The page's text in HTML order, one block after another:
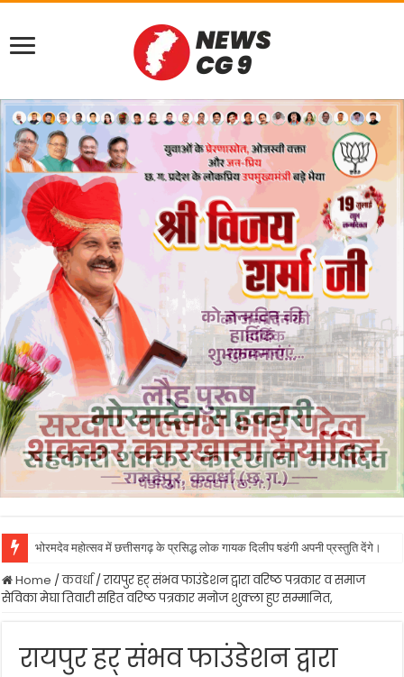
भोरमदेव महोत्सव में छत्तीसगढ़ के प्रसिद्ध लोक गायक दिलीप षडंगी अपनी प्रस्तुति देंगे।
Home /कवर्धा/रायपुर हर् संभव फाउंडेशन द्वारा वरिष्ठ पत्रकार व समाज
सेविका मेघा तिवारी सहित वरिष्ठ पत्रकार मनोज शुक्ला हुए सम्मानित,
रायपुर हर् संभव फाउंडेशन द्वारा